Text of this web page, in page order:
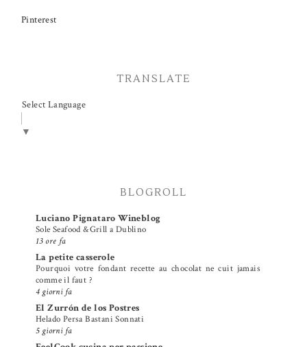
Pinterest
TRANSLATE
Select Language
▼
BLOGROLL
Luciano Pignataro Wineblog
Sole Seafood &Grill a Dublino
13 ore fa
La petite casserole
Pourquoi votre fondant recette au chocolat ne cuit jamais
comme il faut ?
4 giorni fa
El Zurrón de los Postres
Helado Persa Bastani Sonnati
5 giorni fa